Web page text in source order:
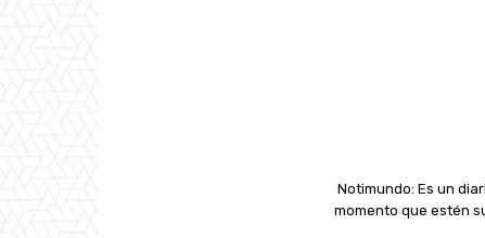
Notimundo: Es un
momento que estén